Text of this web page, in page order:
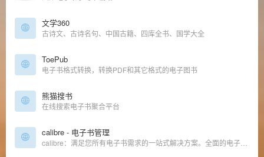
文学360
古诗文、古诗名句、中国古籍、四库全书、国学大全
ToePub
电子书格式转换，转换PDF和其它格式的电子图书
熊猫搜书
在线搜索电子书聚合平台
calibre - 电子书管理